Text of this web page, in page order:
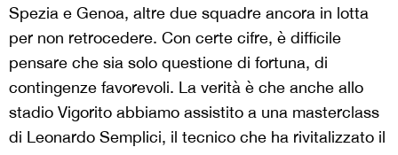
Spezia e Genoa, altre due squadre ancora in lotta
per non retrocedere. Con certe cifre, è difficile
pensare che sia solo questione di fortuna, di
contingenze favorevoli. La verità è che anche allo
stadio Vigorito abbiamo assistito a una masterclass
di Leonardo Semplici, il tecnico che ha rivitalizzato il